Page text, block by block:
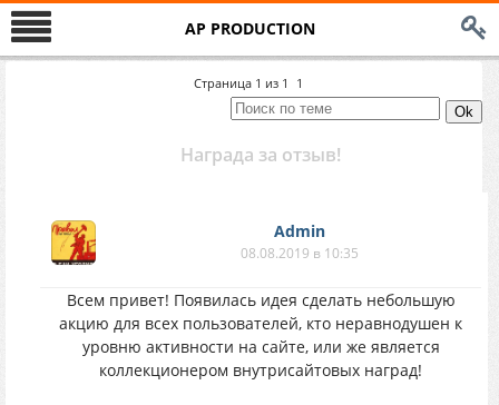
AP PRODUCTION
Страница 1 из 1 1
Награда за отзыв!
Аdmin
08.08.2019 в 10:35
Всем привет! Появилась идея сделать небольшую
акцию для всех пользователей, кто неравнодушен к
уровню активности на сайте, или же является
коллекционером внутрисайтовых наград!